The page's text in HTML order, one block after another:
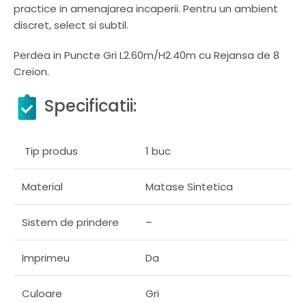
practice in amenajarea incaperii. Pentru un ambient
discret, select si subtil.
Perdea in Puncte Gri L2.60m/H2.40m cu Rejansa de 8
Creion.
Specificatii:
Tip produs 1 buc
Material Matase Sintetica
Sistem de prindere –
Imprimeu Da
Culoare Gri